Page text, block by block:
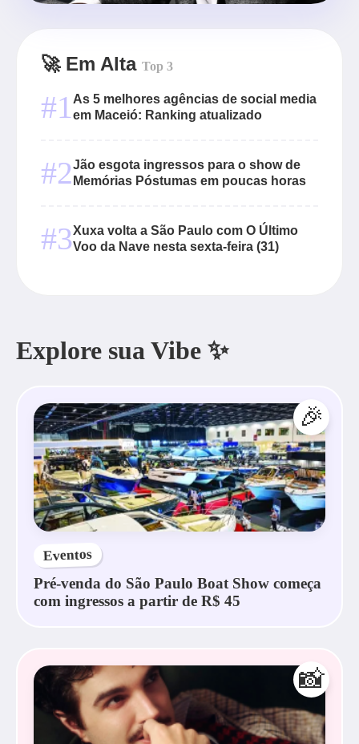
🚀 Em Alta Top 3
#1As 5 melhores agências de social media
em Maceió: Ranking atualizado
#2Jão esgota ingressos para o show de
Memórias Póstumas em poucas horas
#3Xuxa volta a São Paulo com O Último
Voo da Nave nesta sexta-feira (31)
Explore sua Vibe ✨
🎉
Eventos
Pré-venda do São Paulo Boat Show começa
com ingressos a partir de R$ 45
📸